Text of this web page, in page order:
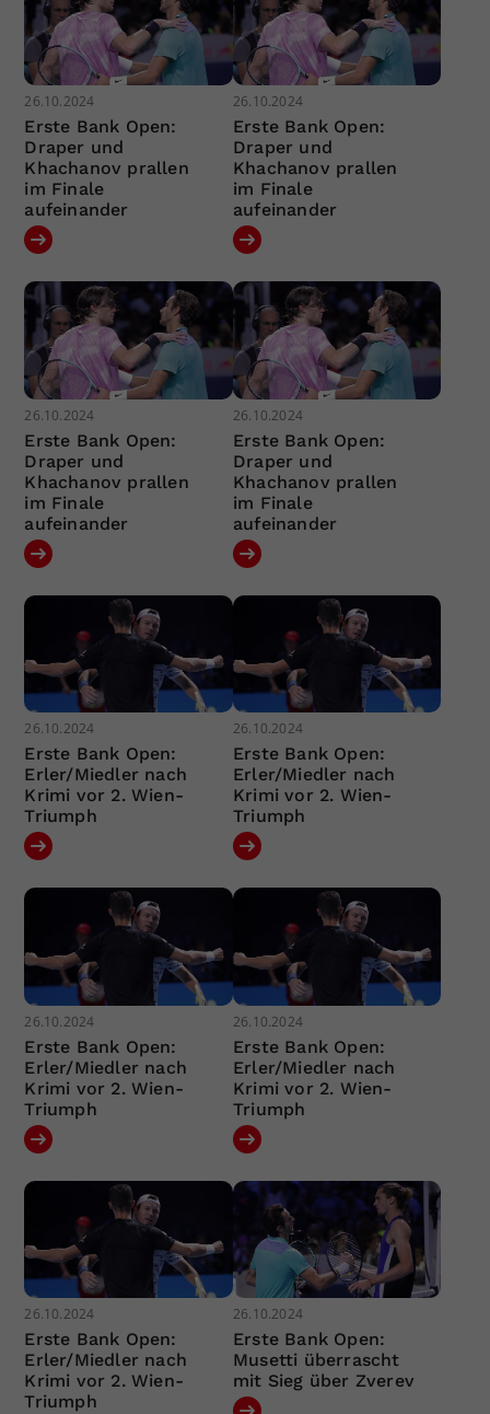
26.10.2024
Erste Bank Open:
Draper und
Khachanov prallen
im Finale
aufeinander
26.10.2024
Erste Bank Open:
Draper und
Khachanov prallen
im Finale
aufeinander
26.10.2024
Erste Bank Open:
Draper und
Khachanov prallen
im Finale
aufeinander
26.10.2024
Erste Bank Open:
Draper und
Khachanov prallen
im Finale
aufeinander
26.10.2024
Erste Bank Open:
Erler/Miedler nach
Krimi vor 2. Wien-
Triumph
26.10.2024
Erste Bank Open:
Erler/Miedler nach
Krimi vor 2. Wien-
Triumph
26.10.2024
Erste Bank Open:
Erler/Miedler nach
Krimi vor 2. Wien-
Triumph
26.10.2024
Erste Bank Open:
Erler/Miedler nach
Krimi vor 2. Wien-
Triumph
26.10.2024
Erste Bank Open:
Erler/Miedler nach
Krimi vor 2. Wien-
Triumph
26.10.2024
Erste Bank Open:
Musetti überrascht
mit Sieg über Zverev